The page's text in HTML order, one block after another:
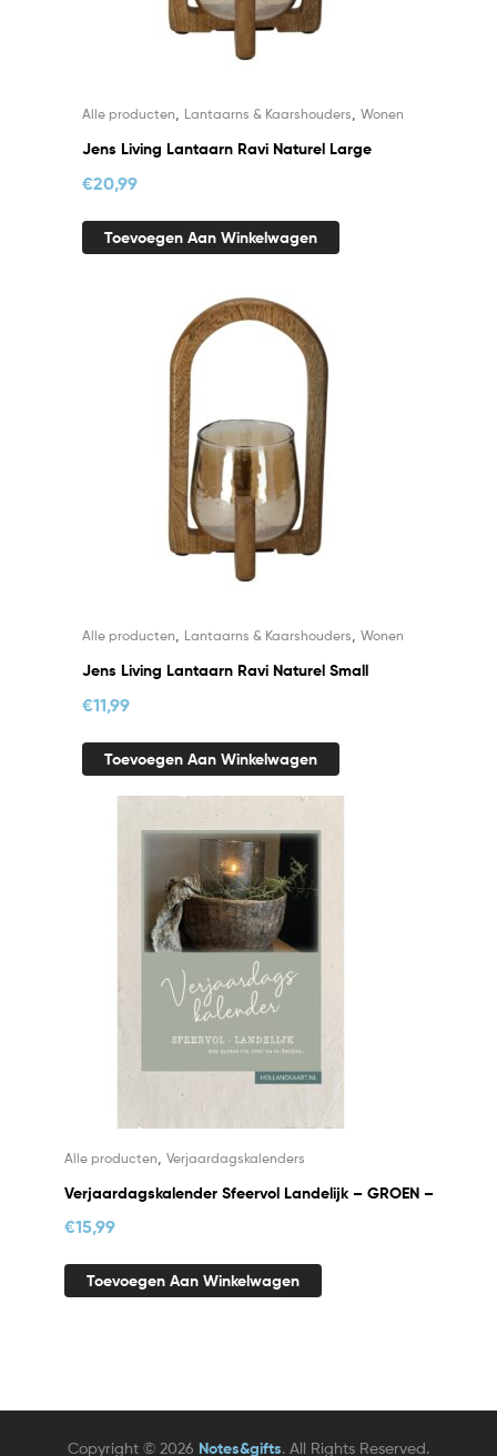
Alle producten Lantaarns & Kaarshouders Wonen
Jens Living Lantaarn Ravi Naturel Large
€20,99
Toevoegen Aan Winkelwagen
Alle producten, Lantaarns & Kaarshouders, Wonen
Jens Living Lantaarn Ravi Naturel Small
€11,99
Toevoegen Aan Winkelwagen
Alle producten Verjaardagskalenders
Verjaardagskalender Sfeervol Landelijk – GROEN –
€15,99
Toevoegen Aan Winkelwagen
Copyright © 2026 Notes&gifts. All Rights Reserved.